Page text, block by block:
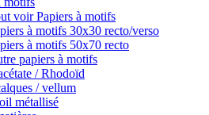
voir Papiers à motifs
à motifs 30x30 recto/verso
à motifs 50x70 recto
papiers à motifs
/ Rhodoïd
/ vellum
métallisé